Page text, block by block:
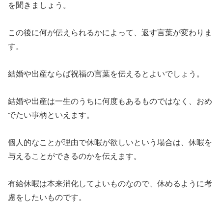
を聞きましょう。
この後に何が伝えられるかによって、返す言葉が変わりま
す。
結婚や出産ならば祝福の言葉を伝えるとよいでしょう。
結婚や出産は一生のうちに何度もあるものではなく、おめ
でたい事柄といえます。
個人的なことが理由で休暇が欲しいという場合は、休暇を
与えることができるのかを伝えます。
有給休暇は本来消化してよいものなので、休めるように考
慮をしたいものです。